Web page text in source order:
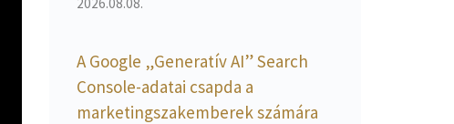
A Google „Generatív AI” Search
Console-adatai csapda a
marketingszakemberek számára